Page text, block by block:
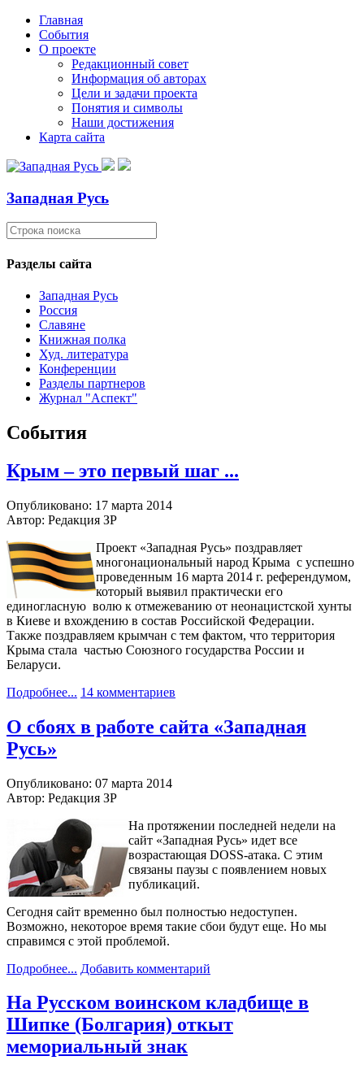
Главная
События
О проекте
Редакционный совет
Информация об авторах
Цели и задачи проекта
Понятия и символы
Наши достижения
Карта сайта
Западная Русь
Разделы сайта
Западная Русь
Россия
Славяне
Книжная полка
Худ. литература
Конференции
Разделы партнеров
Журнал "Аспект"
События
Крым – это первый шаг ...
Опубликовано: 17 марта 2014
Автор: Редакция ЗР
Проект «Западная Русь» поздравляет
многонациональный народ Крыма с успешно
проведенным 16 марта 2014 г. референдумом,
который выявил практически его
единогласную волю к отмежеванию от неонацистской хунты
в Киеве и вхождению в состав Российской Федерации.
Также поздравляем крымчан с тем фактом, что территория
Крыма стала частью Союзного государства России и
Беларуси.
Подробнее... 14 комментариев
О сбоях в работе сайта «Западная
Русь»
Опубликовано: 07 марта 2014
Автор: Редакция ЗР
На протяжении последней недели на
сайт «Западная Русь» идет все
возрастающая DOSS-атака. С этим
связаны паузы с появлением новых
публикаций.
Сегодня сайт временно был полностью недоступен.
Возможно, некоторое время такие сбои будут еще. Но мы
справимся с этой проблемой.
Подробнее... Добавить комментарий
На Русском воинском кладбище в
Шипке (Болгария) откыт
мемориальный знак